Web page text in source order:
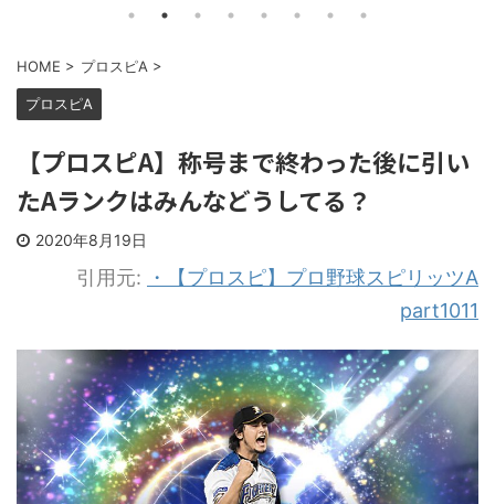
HOME > プロスピA
【プロスピA】称号まで終わった後に引い
たAランクはみんなどうしてる？
・【プロスピ】プロ野球スピリッツA